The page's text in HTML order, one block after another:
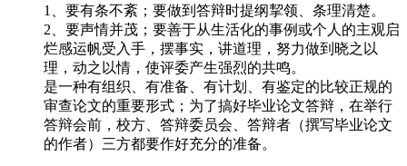
1、要有条不紊；要做到答辩时提纲挈领、条理清楚。
2、要声情并茂；要善于从生活化的事例或个人的主观启
烂感运帆受入手，摆事实，讲道理，努力做到晓之以
理，动之以情，使评委产生强烈的共鸣。
是一种有组织、有准备、有计划、有鉴定的比较正规的
审查论文的重要形式；为了搞好毕业论文答辩，在举行
答辩会前，校方、答辩委员会、答辩者（撰写毕业论文
的作者）三方都要作好充分的准备。